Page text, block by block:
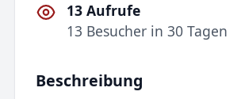
13 Aufrufe
13 Besucher in 30 Tagen
Beschreibung